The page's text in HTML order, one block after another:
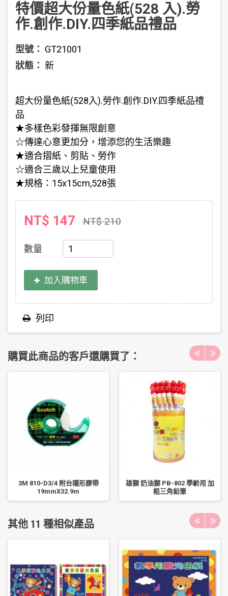
特價超大份量色紙(528 入).勞
作.創作.DIY.四季紙品禮品
型號： GT21001
狀態： 新
超大份量色紙(528入).勞作.創作.DIY.四季紙品禮
品
★多樣色彩發揮無限創意
☆傳達心意更加分，增添您的生活樂趣
★適合摺紙、剪貼、勞作
☆適合三歲以上兒童使用
★規格：15x15cm,528張
NT$ 147 NT$ 210
數量
加入購物車
列印
購買此商品的客戶還購買了：
3M 810-D3/4 附台隱形膠帶
19mmX32.9m
雄獅 奶油獅 PB-802 學齡用 加
粗三角鉛筆
其他 11 種相似產品